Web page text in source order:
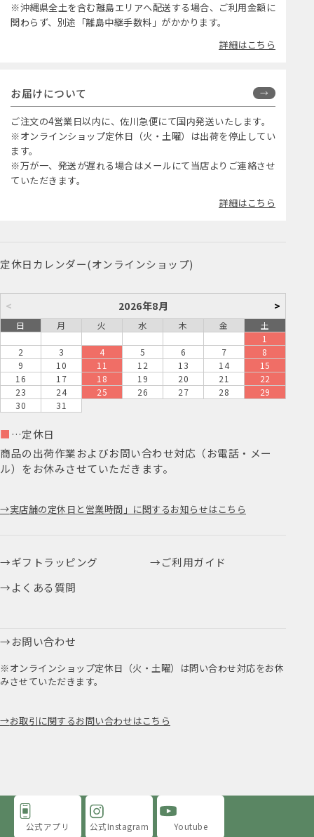
※沖縄県全土を含む離島エリアへ配送する場合、ご利用金額に
関わらず、別途「離島中継手数料」がかかります。
詳細はこちら
お届けについて
ご注文の4営業日以内に、佐川急便にて国内発送いたします。
※オンラインショップ定休日（火・土曜）は出荷を停止してい
ます。
※万が一、発送が遅れる場合はメールにて当店よりご連絡させ
ていただきます。
詳細はこちら
定休日カレンダー(オンラインショップ)
< 2026年8月 >
日 月 火 水 木 金
土
1
2
3 4 5 6 7
8
9
10 11 12 13 14
15
16
17 18 19 20 21
22
23
24 25 26 27 28
29
30
31
■ …定休日
商品の出荷作業およびお問い合わせ対応（お電話・メー
ル）をお休みさせていただきます。
実店舗の定休日と営業時間」に関するお知らせはこちら
ギフトラッピング
ご利用ガイド
よくある質問
お問い合わせ
※オンラインショップ定休日（火・土曜）は問い合わせ対応をお休
みさせていただきます。
お取引に関するお問い合わせはこちら
公式アプリ 公式Instagram Youtube